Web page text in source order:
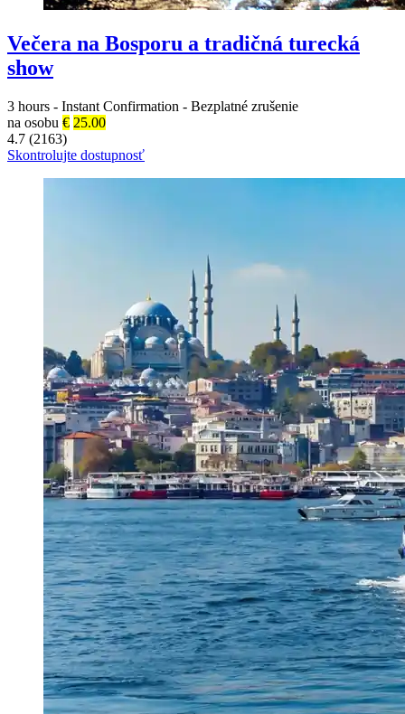
Večera na Bosporu a tradičná turecká
show
3 hours - Instant Confirmation - Bezplatné zrušenie
na osobu € 25.00
4.7 (2163)
Skontrolujte dostupnosť